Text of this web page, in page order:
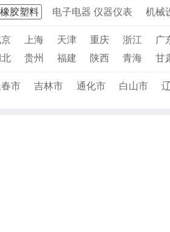
胶塑料
电子电器 仪器仪表 机械
上海 天津 重庆 浙江
广
贵州 福建 陕西 青海 甘
市 吉林市 通化市 白山市